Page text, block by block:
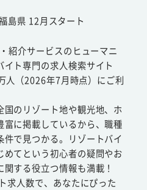
島県 12月スタート
紹介サービスのヒューマニ
ト専門の求人検索サイト
人（2026年7月時点）にご利
のリゾート地や観光地、ホ
に掲載しているから、職種
で見つかる。リゾートバイ
めてという初心者の疑問やお
する役立つ情報も満載！
求人数で、あなたにぴった